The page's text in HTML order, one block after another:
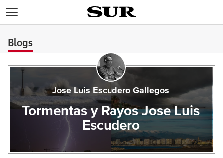
Blogs
Jose Luis Escudero Gallegos
Tormentas y Rayos Jose Luis
Escudero